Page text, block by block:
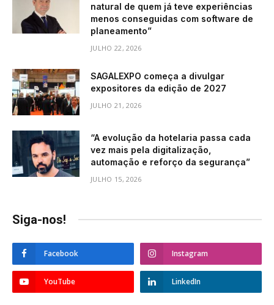
natural de quem já teve experiências
menos conseguidas com software de
planeamento”
JULHO 22, 2026
SAGALEXPO começa a divulgar
expositores da edição de 2027
JULHO 21, 2026
“A evolução da hotelaria passa cada
vez mais pela digitalização,
automação e reforço da segurança”
JULHO 15, 2026
Siga-nos!
Facebook Instagram
YouTube LinkedIn